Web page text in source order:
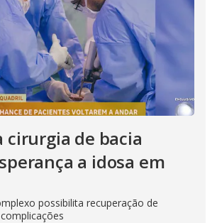
cirurgia de bacia
a idosa em
possibilita recuperação de